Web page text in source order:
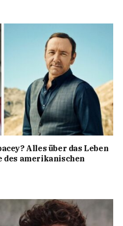
Alles über das Leben
des amerikanischen